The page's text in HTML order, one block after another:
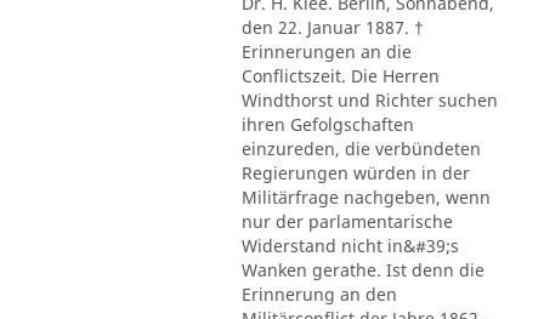
den 22. Januar 1887. †
Erinnerungen an die
Conflictszeit. Die Herren
Windthorst und Richter suchen
ihren Gefolgschaften
einzureden, die verbündeten
Regierungen würden in der
Militärfrage nachgeben, wenn
nur der parlamentarische
Widerstand nicht in&#39;s
Wanken gerathe. Ist denn die
Erinnerung an den